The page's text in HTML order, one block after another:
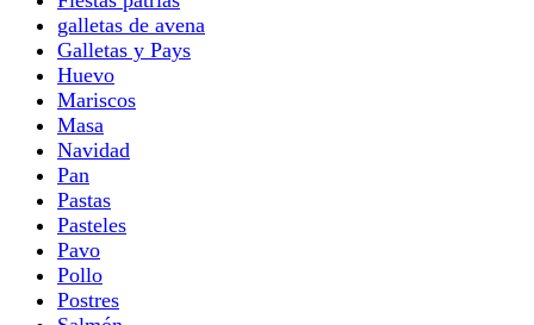
galletas de avena
Galletas y Pays
Huevo
Mariscos
Masa
Navidad
Pan
Pastas
Pasteles
Pavo
Pollo
Postres